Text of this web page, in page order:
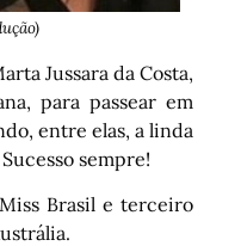
Jussara da Costa,
para passear em
entre elas, a linda
sempre!
Brasil e terceiro